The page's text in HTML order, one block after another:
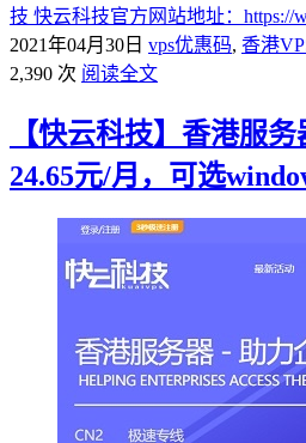
技 快云科技官方网站地址：https://
2021年04月30日 vps优惠码, 香港
2,390 次 阅读全文
【快云科技】香港服务
24.65元/月，可选